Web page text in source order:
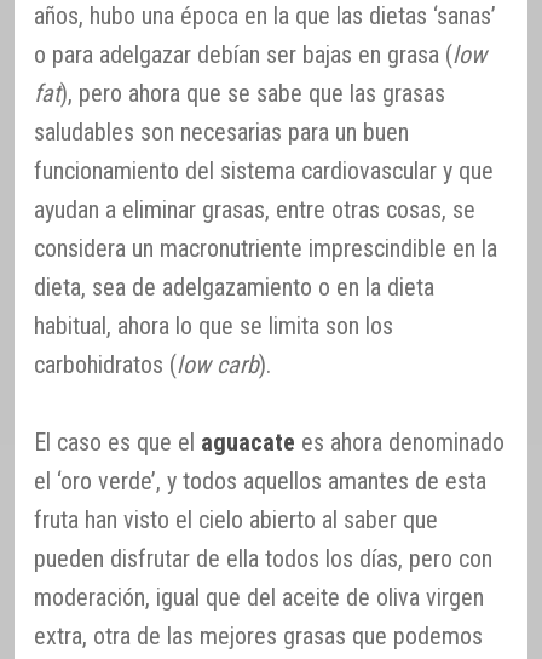
años, hubo una época en la que las dietas ‘sanas’
o para adelgazar debían ser bajas en grasa (low
fat), pero ahora que se sabe que las grasas
saludables son necesarias para un buen
funcionamiento del sistema cardiovascular y que
ayudan a eliminar grasas, entre otras cosas, se
considera un macronutriente imprescindible en la
dieta, sea de adelgazamiento o en la dieta
habitual, ahora lo que se limita son los
carbohidratos (low carb).
El caso es que el aguacate es ahora denominado
el ‘oro verde’, y todos aquellos amantes de esta
fruta han visto el cielo abierto al saber que
pueden disfrutar de ella todos los días, pero con
moderación, igual que del aceite de oliva virgen
extra, otra de las mejores grasas que podemos